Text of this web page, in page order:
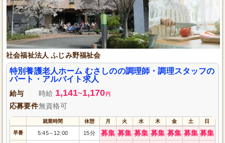
社会福祉法人 ふじみ野福祉会
特別養護老人ホーム むさしのの調理師・調理スタッフの
パート・アルバイト求人
給与 時給 1,141~1,170 円
応募要件無資格可
就業時間 休憩 月 火 水 木 金 土 日
早番 5:45～ 12:00 15分 募集 募集 募集 募集 募集 募集 募集